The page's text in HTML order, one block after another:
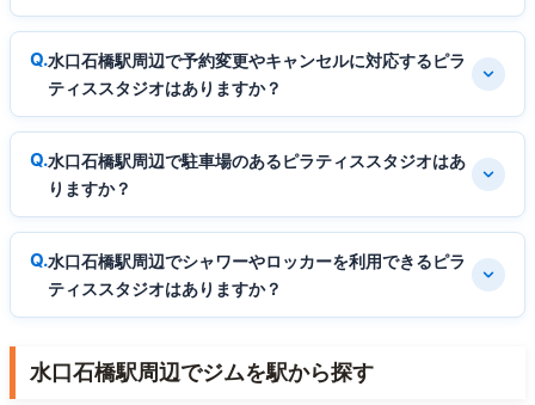
水口石橋駅周辺で予約変更やキャンセルに対応するピラ
ティススタジオはありますか？
水口石橋駅周辺で駐車場のあるピラティススタジオはあ
りますか？
水口石橋駅周辺でシャワーやロッカーを利用できるピラ
ティススタジオはありますか？
水口石橋駅周辺でジムを駅から探す